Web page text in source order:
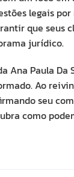
legais
que seus
jurídico.
Ana Paula Da
Ao
seu
como